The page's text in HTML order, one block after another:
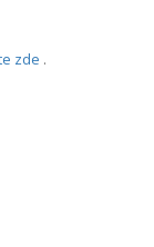
zde .